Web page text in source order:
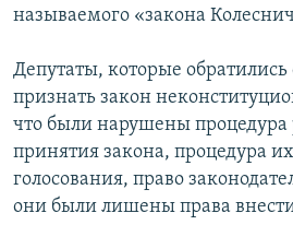
называемого «закона
Депутаты, которые обратились
признать закон
что были нарушены процедура
принятия закона, процедура
голосования, право
они были лишены права